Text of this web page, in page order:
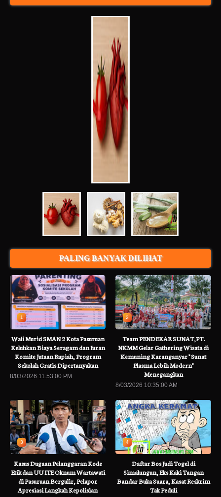
PALING BANYAK DILIHAT
1
Wali Murid SMAN 2 Kota Pasuruan
Keluhkan Biaya Seragam dan Iuran
Komite Jutaan Rupiah, Program
Sekolah Gratis Dipertanyakan
8/03/2026 11:53:00 PM
2
Team PENDEKAR SUNAT,PT.
NKMM Gelar Gathering Wisata di
Kemuning Karanganyar " Sunat
Plasma Lebih Modern"
Menegangkan
8/03/2026 10:35:00 AM
3
Kasus Dugaan Pelanggaran Kode
Etik dan UU ITE Oknum Wartawati
di Pasuruan Bergulir, Pelapor
Apresiasi Langkah Kepolisian
4
Daftar Bos Judi Togel di
Simalungun, Eks Kaki Tangan
Bandar Buka Suara, Kasat Reskrim
Tak Peduli